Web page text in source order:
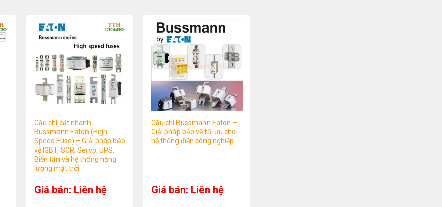
Cầu chì cắt nhanh
Bussmann Eaton (High
Speed Fuse) – Giải pháp bảo
vệ IGBT, SCR, Servo, UPS,
Biến tần và hệ thống năng
lượng mặt trời
Giá bán: Liên hệ
Cầu chì Bussmann Eaton –
Giải pháp bảo vệ tối ưu cho
hệ thống điện công nghiệp
Giá bán: Liên hệ